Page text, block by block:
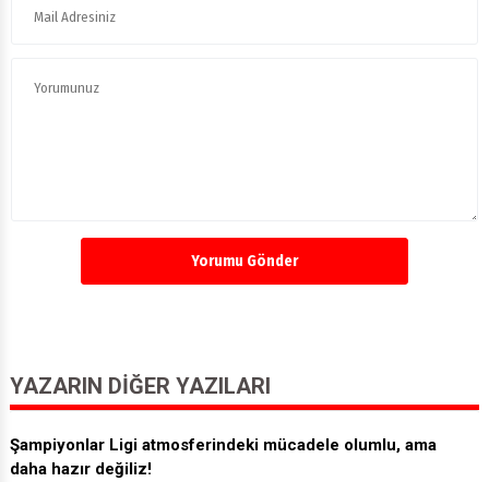
Yorumu Gönder
YAZARIN DIĞER YAZILARI
Şampiyonlar Ligi atmosferindeki mücadele olumlu, ama
daha hazır değiliz!